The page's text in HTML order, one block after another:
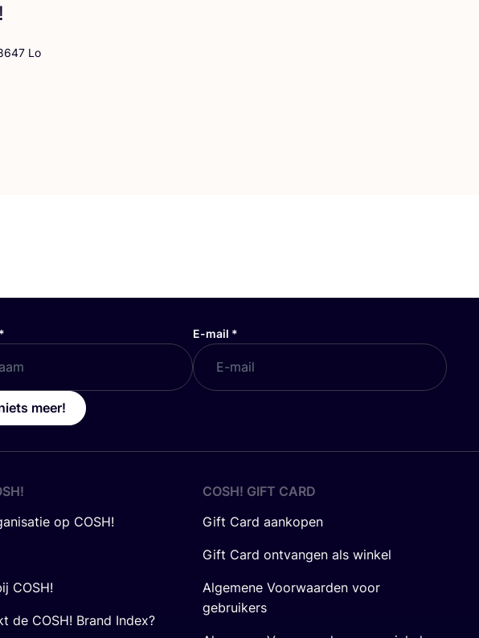
Lo
* E-mail *
meer!
!
op COSH!
COSH!
de COSH! Brand Index?
COSH! GIFT CARD
Gift Card aankopen
Gift Card ontvangen als winkel
Algemene Voorwaarden voor
gebruikers